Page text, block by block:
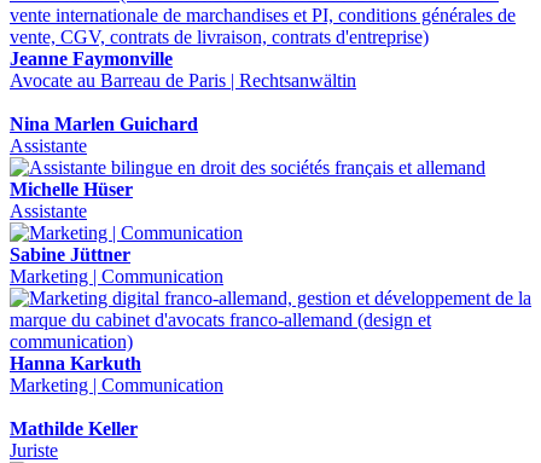
Jeanne Faymonville
Avocate au Barreau de Paris | Rechtsanwältin
Nina Marlen Guichard
Assistante
Michelle Hüser
Assistante
Sabine Jüttner
Marketing | Communication
Hanna Karkuth
Marketing | Communication
Mathilde Keller
Juriste